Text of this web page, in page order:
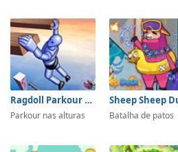
Ragdoll Parkour Simulator
Parkour nas alturas
Sheep Sheep
Batalha de patos